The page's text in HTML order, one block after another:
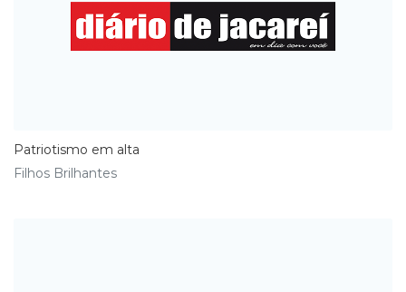
Patriotismo em alta
Filhos Brilhantes